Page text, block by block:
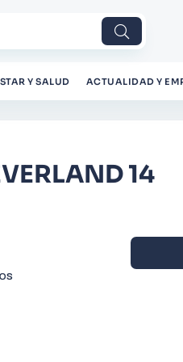
Y SALUD ACTUALIDAD Y
14